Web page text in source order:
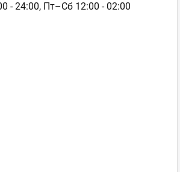
- 24:00, Пт–Сб 12:00 - 02:00